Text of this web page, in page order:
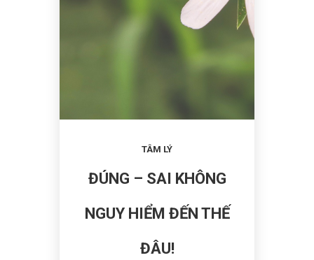
TÂM LÝ
ĐÚNG – SAI KHÔNG
NGUY HIỂM ĐẾN THẾ
ĐÂU!